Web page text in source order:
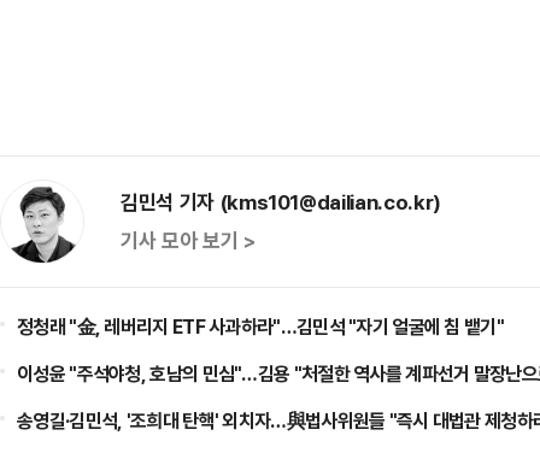
김민석 기자 (kms101@dailian.co.kr)
기사 모아 보기 >
정청래 "金, 레버리지 ETF 사과하라"…김민석 "자기 얼굴에 침 뱉기"
이성윤 "주석야청, 호남의 민심"…김용 "처절한 역사를 계파선거 말장난
송영길·김민석, '조희대 탄핵' 외치자…與법사위원들 "즉시 대법관 제청하